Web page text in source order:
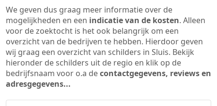
We geven dus graag meer informatie over de
mogelijkheden en een indicatie van de kosten. Alleen
voor de zoektocht is het ook belangrijk om een
overzicht van de bedrijven te hebben. Hierdoor geven
wij graag een overzicht van schilders in Sluis. Bekijk
hieronder de schilders uit de regio en klik op de
bedrijfsnaam voor o.a decontactgegevens, reviews en
adresgegevens...